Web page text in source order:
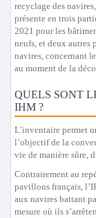
recyclage des
présente en trois
2021 pour les
neufs, et deux autres
navires, concernant
au moment de la
QUELS SONT
IHM ?
L’inventaire permet
l’objectif de la
vie de manière sûre,
Contrairement au
pavillons français,
aux navires battant
mesure où ils